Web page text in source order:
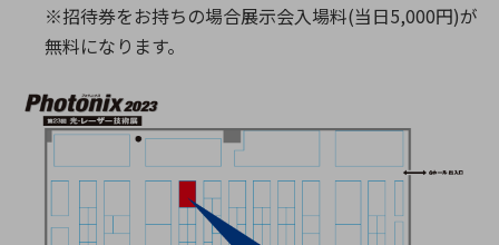
※招待券をお持ちの場合展示会入場料(当日5,000円)が
無料になります。